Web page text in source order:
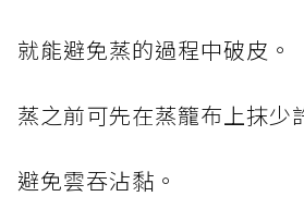
就能避免蒸的過程中破皮。
蒸之前可先在蒸籠布上抹少
避免雲吞沾黏。